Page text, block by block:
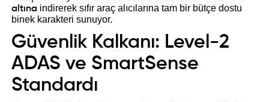
altına indirerek sıfır araç alıcılarına tam bir bütçe dostu
binek karakteri sunuyor.
Güvenlik Kalkanı: Level-2
ADAS ve SmartSense
Standardı